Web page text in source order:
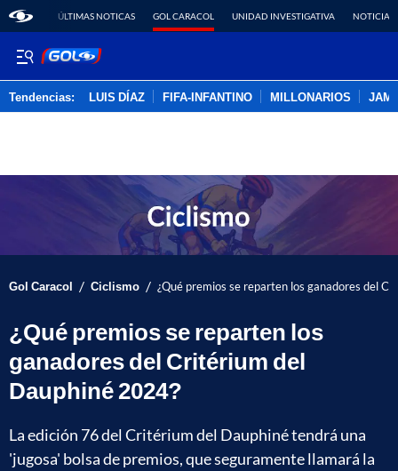
ÚLTIMAS NOTICAS GOL CARACOL UNIDAD INVESTIGATIVA NOTICIAS
Tendencias: LUIS DÍAZ FIFA-INFANTINO MILLONARIOS
Gol Caracol / Ciclismo / ¿Qué premios se reparten los ganadores del
¿Qué premios se reparten los
ganadores del Critérium del
Dauphiné 2024?
La edición 76 del Critérium del Dauphiné tendrá una
'jugosa' bolsa de premios, que seguramente llamará la